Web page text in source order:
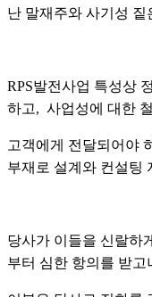
난 말재주와 사기성 짙
RPS발전사업 특성상
하고, 사업성에 대한
고객에게 전달되어야
부재로 설계와 컨설팅
당사가 이들을 신랄하
부터 심한 항의를 받고